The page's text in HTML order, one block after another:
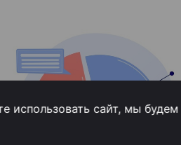
сайт, мы будем